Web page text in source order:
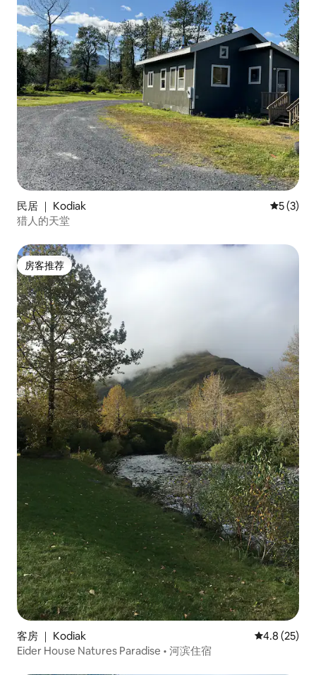
民居 ｜ Kodiak 平均评分
5 (3)
猎人的天堂
房客推荐
房客推荐
客房 ｜ Kodiak 平均评分
4.8 (25)
Eider House Natures Paradise • 河滨住宿